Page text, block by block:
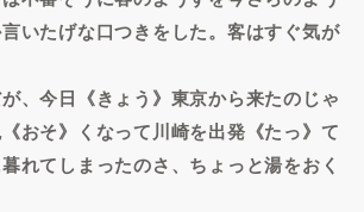
いたげな口つきをした。客はすぐ気が
が、今日《きょう》東京から来たのじゃ
おそ》くなって川崎を出発《たっ》て
れてしまったのさ、ちょっと湯をおく